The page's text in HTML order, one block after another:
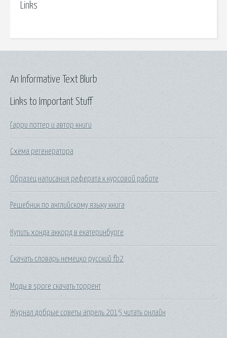
Links
Links to Important Stuff
Гарри поттер и автор книги
Схема регенератора
Образец написания реферата к курсовой работе
Решебник по английскому языку книга
Купить хонда аккорд в екатеринбурге
Скачать словарь немецко русский fb2
Моды в spore скачать торрент
Журнал добрые советы апрель 2015 читать онлайн
An Informative Text Blurb